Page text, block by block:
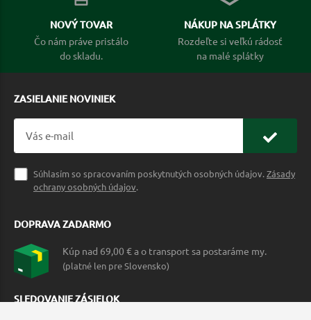
NOVÝ TOVAR
Čo nám práve pristálo
do skladu.
NÁKUP NA SPLÁTKY
Rozdeľte si veľkú rádosť
na malé splátky
ZASIELANIE NOVINIEK
Súhlasím so spracovaním poskytnutých osobných údajov.Zásady
ochrany osobných údajov.
DOPRAVA ZADARMO
Kúp nad 69,00 € a o transport sa postaráme my.
(platné len pre Slovensko)
SLEDOVANIE ZÁSIELOK